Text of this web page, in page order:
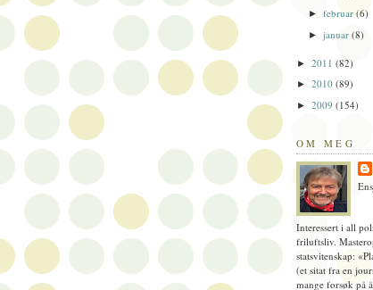
►februar(6)
►januar(8)
► 2011 (82)
► 2010 (89)
► 2009 (154)
OM MEG
Interessert i all
friluftsliv.
statsvitenskap:
(et sitat fra en
mange forsøk på